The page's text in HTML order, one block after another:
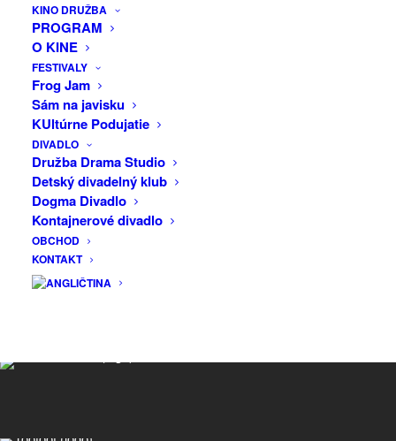
KINO DRUŽBA
PROGRAM
O KINE
FESTIVALY
Frog Jam
Sám na javisku
KUltúrne Podujatie
DIVADLO
Družba Drama Studio
Detský divadelný klub
Dogma Divadlo
Kontajnerové divadlo
OBCHOD
KONTAKT
Mierové námestie 17
91101 Trenčín
Slovensko
Zásady ochrany osobných údajov
Obchodné podmienky
Reklamačné podmienky
Kontakt